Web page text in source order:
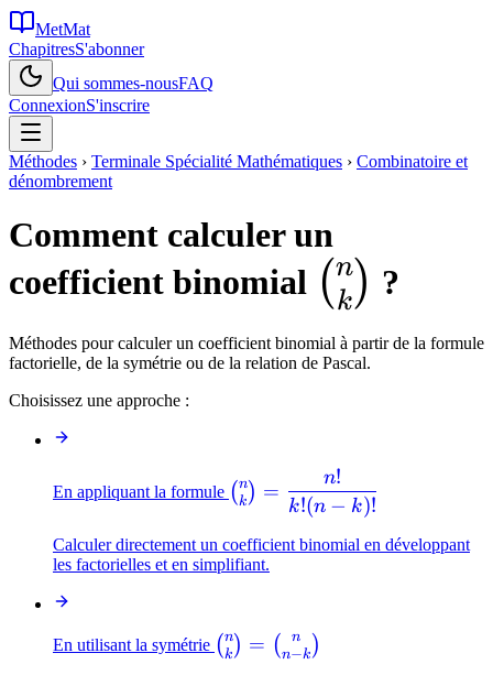
MetMat
ChapitresS'abonner
Qui sommes-nousFAQ
ConnexionS'inscrire
Méthodes › Terminale Spécialité Mathématiques › Combinatoire et
dénombrement
Comment calculer un
coefficient binomial
{k}
( k
n ) ?
Méthodes pour calculer un coefficient binomial à partir de la formule
factorielle, de la symétrie ou de la relation de Pascal.
Choisissez une approche :
En appliquant la formule \binom{n}
{k} =
{k!(n-k)!}
( k
n) =
k!(n − k)!
n!
Calculer directement un coefficient binomial en développant
les factorielles et en simplifiant.
En utilisant la symétrie \binom{n}
( k
n) = ( n−k
n )